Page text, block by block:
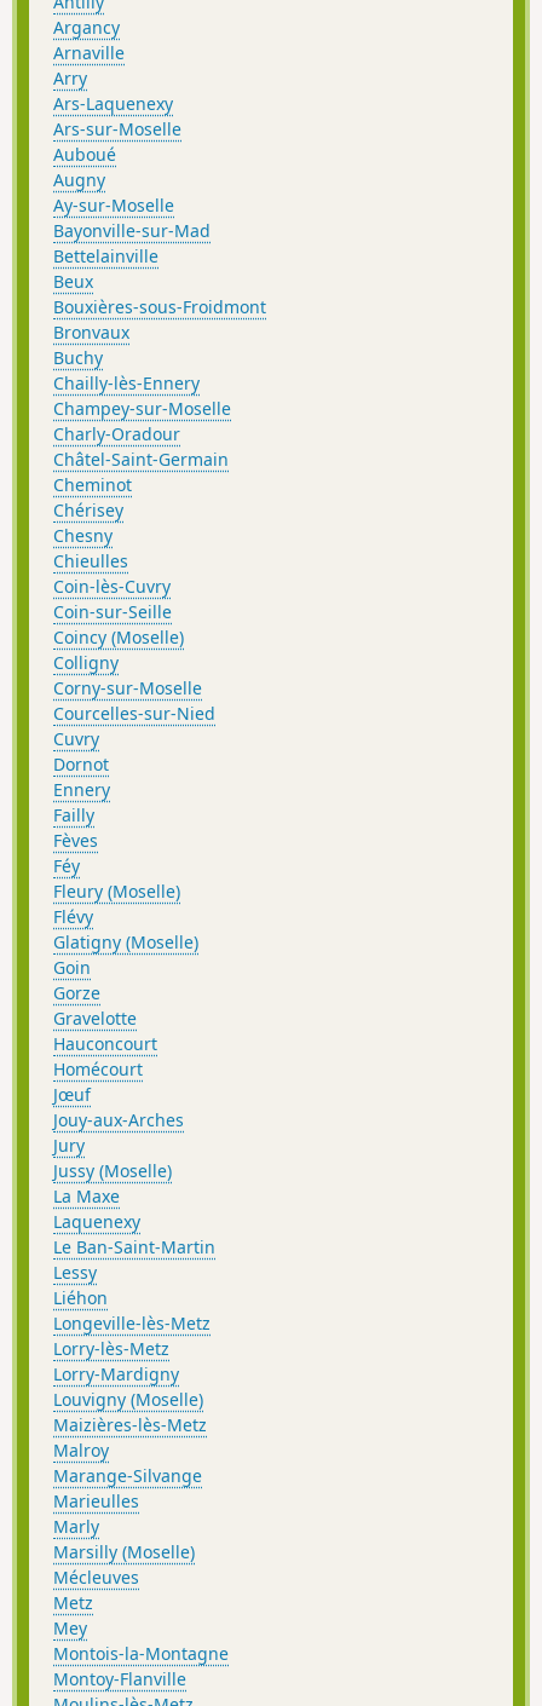
Argancy
Arnaville
Arry
Ars-Laquenexy
Ars-sur-Moselle
Auboué
Augny
Ay-sur-Moselle
Bayonville-sur-Mad
Bettelainville
Beux
Bouxières-sous-Froidmont
Bronvaux
Buchy
Chailly-lès-Ennery
Champey-sur-Moselle
Charly-Oradour
Châtel-Saint-Germain
Cheminot
Chérisey
Chesny
Chieulles
Coin-lès-Cuvry
Coin-sur-Seille
Coincy (Moselle)
Colligny
Corny-sur-Moselle
Courcelles-sur-Nied
Cuvry
Dornot
Ennery
Failly
Fèves
Féy
Fleury (Moselle)
Flévy
Glatigny (Moselle)
Goin
Gorze
Gravelotte
Hauconcourt
Homécourt
Jœuf
Jouy-aux-Arches
Jury
Jussy (Moselle)
La Maxe
Laquenexy
Le Ban-Saint-Martin
Lessy
Liéhon
Longeville-lès-Metz
Lorry-lès-Metz
Lorry-Mardigny
Louvigny (Moselle)
Maizières-lès-Metz
Malroy
Marange-Silvange
Marieulles
Marly
Marsilly (Moselle)
Mécleuves
Metz
Mey
Montois-la-Montagne
Montoy-Flanville